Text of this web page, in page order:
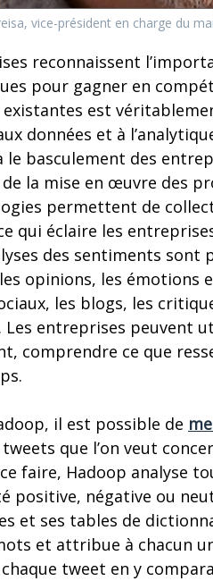
vice-président en charge du
reconnaissent
pour gagner en
existantes est
données et à
le basculement des
la mise en œuvre des
permettent de
qui éclaire les
des sentiments
opinions, les émotions
les blogs, les
Les entreprises peuvent
comprendre ce que
il est possible de
que l’on veut
faire, Hadoop analyse
positive, négative ou
et ses tables de
et attribue à chacun
tweet en y